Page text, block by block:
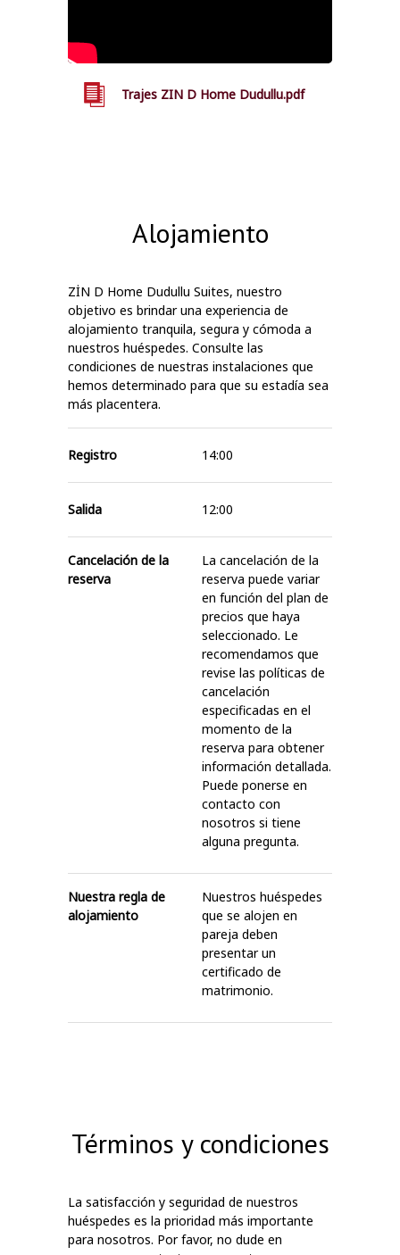
Trajes ZIN D Home Dudullu.pdf
Alojamiento
ZİN D Home Dudullu Suites, nuestro
objetivo es brindar una experiencia de
alojamiento tranquila, segura y cómoda a
nuestros huéspedes. Consulte las
condiciones de nuestras instalaciones que
hemos determinado para que su estadía sea
más placentera.
Registro 14:00
Salida 12:00
Cancelación de la
reserva
La cancelación de la
reserva puede variar
en función del plan de
precios que haya
seleccionado. Le
recomendamos que
revise las políticas de
cancelación
especificadas en el
momento de la
reserva para obtener
información detallada.
Puede ponerse en
contacto con
nosotros si tiene
alguna pregunta.
Nuestra regla de
alojamiento
Nuestros huéspedes
que se alojen en
pareja deben
presentar un
certificado de
matrimonio.
Términos y condiciones
La satisfacción y seguridad de nuestros
huéspedes es la prioridad más importante
para nosotros. Por favor, no dude en